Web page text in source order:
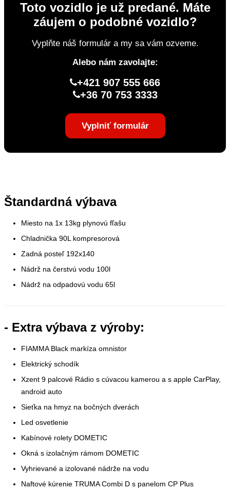
Toto vozidlo je už predané. Máte
záujem o podobné vozidlo?
Vyplňte náš formulár a my sa vám ozveme.
Alebo nám zavolajte:
+421 907 555 666
+36 70 753 3333
Vyplniť formulár
Štandardná výbava
Miesto na 1x 13kg plynovú fľašu
Chladnička 90L kompresorová
Zadná posteľ 192x140
Nádrž na čerstvú vodu 100l
Nádrž na odpadovú vodu 65l
- Extra výbava z výroby:
FIAMMA Black markíza omnistor
Elektrický schodík
Xzent 9 palcové Rádio s cúvacou kamerou a s apple CarPlay,
android auto
Sieťka na hmyz na bočných dverách
Led osvetlenie
Kabínové rolety DOMETIC
Okná s izolačným rámom DOMETIC
Vyhrievané a izolované nádrže na vodu
Naftové kúrenie TRUMA Combi D s panelom CP Plus